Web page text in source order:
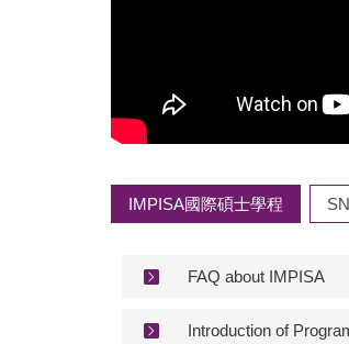
IMPISA國際碩士學程
FAQ about IMPISA
Introduction of